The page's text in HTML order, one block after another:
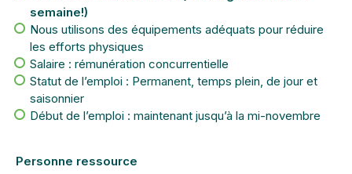
semaine!)
Nous utilisons des équipements adéquats pour réduire
les efforts physiques
Salaire : rémunération concurrentielle
Statut de l’emploi : Permanent, temps plein, de jour et
saisonnier
Début de l’emploi : maintenant jusqu’à la mi-novembre
Personne ressource